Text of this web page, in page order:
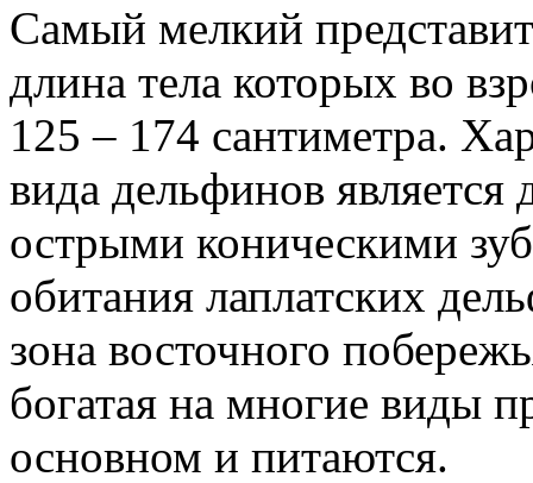
Самый мелкий
длина тела которых во
125 – 174 сантиметра.
вида дельфинов
острыми коническими
обитания лаплатских
зона восточного
богатая на многие виды
основном и питаются.